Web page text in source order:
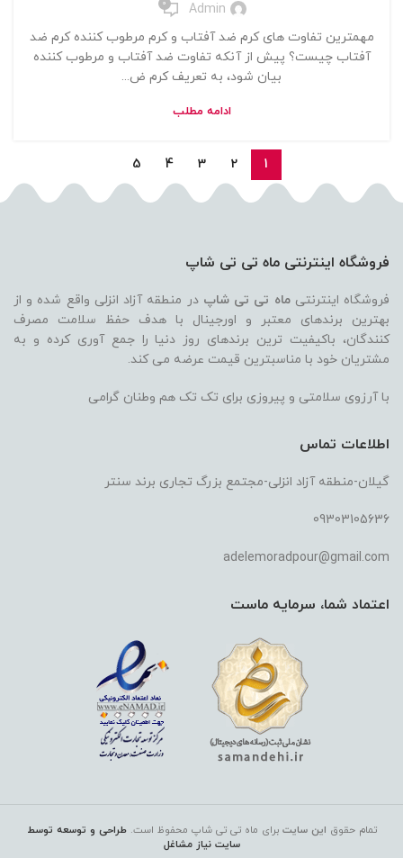
Admin
0
مهمترین تفاوت های کرم ضد آفتاب و کرم مرطوب کننده کرم ضد
آفتاب چیست؟ پیش از آنکه تفاوت ضد آفتاب و مرطوب کننده
بیان شود، به تعریف کرم ض...
ادامه مطلب
1
2
3
4
5
فروشگاه اینترنتی ماه تی تی شاپ
فروشگاه اینترنتیماه تی تی شاپ در منطقه آزاد انزلی واقع شده و از
بهترین برندهای معتبر و اورجینال با هدف حفظ سلامت مصرف
کنندگان، باکیفیت ترین برندهای روز دنیا را جمع آوری کرده و به
مشتریان خود با مناسبترین قیمت عرضه می کند.
با آرزوی سلامتی و پیروزی برای تک تک هم وطنان گرامی
اطلاعات تماس
گیلان-منطقه آزاد انزلی-مجتمع بزرگ تجاری برند سنتر
09303105636
adelemoradpour@gmail.com
اعتماد شما، سرمایه ماست
تمام حقوق این سایتبرای ماه تی تی شاپ محفوظ است.طراحی و توسعه توسط
سایت نیاز مشاغل